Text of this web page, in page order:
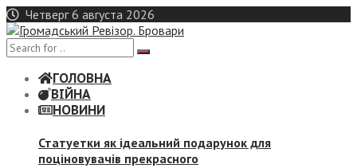
Skip
to
content
Четверг 6 августа 2026
ГОЛОВНА
ВІЙНА
НОВИНИ
Статуетки як ідеальний подарунок для
поціновувачів прекрасного